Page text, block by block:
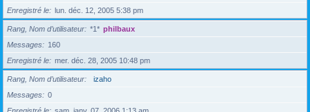
Enregistré le
lun. déc. 12, 2005 5:38 pm
Rang, Nom d’utilisateur *1* philbaux
Messages
160
Enregistré le
mer. déc. 28, 2005 10:48 pm
Rang, Nom d’utilisateur
izaho
Messages
0